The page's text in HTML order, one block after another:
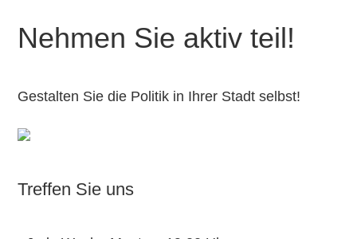
Nehmen Sie aktiv teil!
Gestalten Sie die Politik in Ihrer Stadt selbst!
Treffen Sie uns